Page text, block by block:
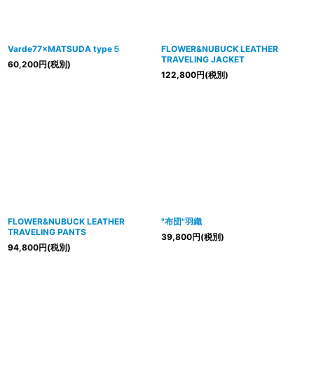
Varde77×MATSUDA type５
60,200円(税別)
FLOWER&NUBUCK LEATHER
TRAVELING JACKET
122,800円(税別)
FLOWER&NUBUCK LEATHER
TRAVELING PANTS
94,800円(税別)
"布団"羽織
39,800円(税別)